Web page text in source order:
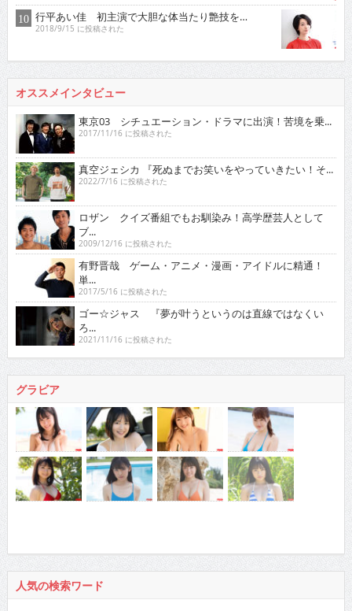
行平あい佳 初主演で大胆な体当たり艶技を…
2018/9/15 に投稿された
オススメインタビュー
東京03 シチュエーション・ドラマに出演！苦境を乗...
2017/11/16 に投稿された
真空ジェシカ 『死ぬまでお笑いをやっていきたい！そ...
2022/7/16 に投稿された
ロザン クイズ番組でもお馴染み！高学歴芸人として
ブ...
2009/12/16 に投稿された
有野晋哉 ゲーム・アニメ・漫画・アイドルに精通！
単...
2017/5/16 に投稿された
ゴー☆ジャス 『夢が叶うというのは直線ではなくい
ろ...
2021/11/16 に投稿された
グラビア
人気の検索ワード